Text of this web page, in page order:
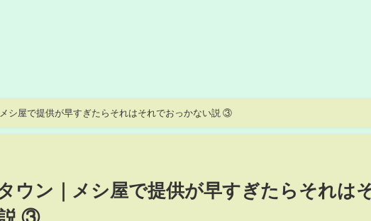
シ屋で提供が早すぎたらそれはそれでおっかない説 ③
ウン｜メシ屋で提供が早すぎたらそれは